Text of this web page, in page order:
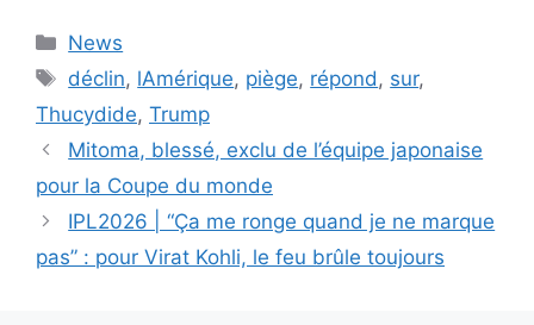
Categories
News
Tags
déclin, lAmérique, piège, répond , sur,
Thucydide, Trump
Mitoma, blessé, exclu de l’équipe japonaise
pour la Coupe du monde
IPL2026 | “Ça me ronge quand je ne marque
pas” : pour Virat Kohli, le feu brûle toujours